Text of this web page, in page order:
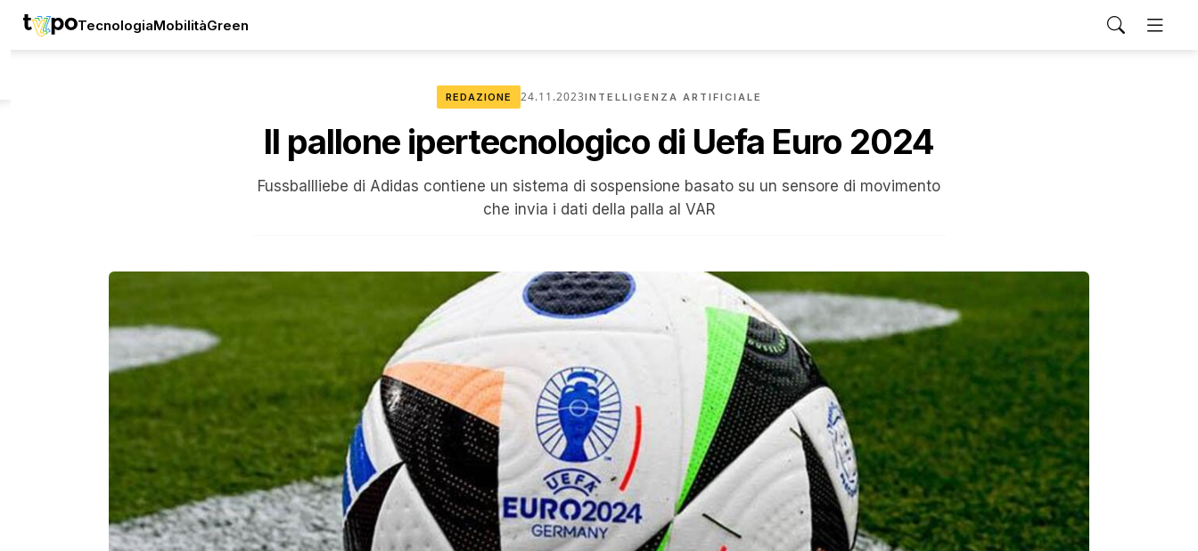
TecnologiaMobilitàGreen
REDAZIONE 24.11.2023INTELLIGENZA ARTIFICIALE
Il pallone ipertecnologico di Uefa Euro 2024
Fussballliebe di Adidas contiene un sistema di sospensione basato su un sensore di movimento
che invia i dati della palla al VAR